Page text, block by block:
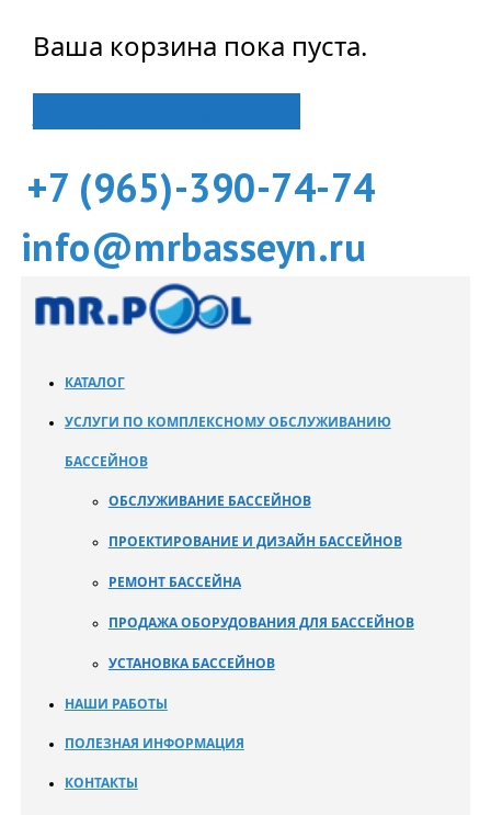
Ваша корзина пока пуста.
+7 (965)-390-74-74
info@mrbasseyn.ru
КАТАЛОГ
УСЛУГИ ПО КОМПЛЕКСНОМУ ОБСЛУЖИВАНИЮ
БАССЕЙНОВ
ОБСЛУЖИВАНИЕ БАССЕЙНОВ
ПРОЕКТИРОВАНИЕ И ДИЗАЙН БАССЕЙНОВ
РЕМОНТ БАССЕЙНА
ПРОДАЖА ОБОРУДОВАНИЯ ДЛЯ БАССЕЙНОВ
УСТАНОВКА БАССЕЙНОВ
НАШИ РАБОТЫ
ПОЛЕЗНАЯ ИНФОРМАЦИЯ
КОНТАКТЫ